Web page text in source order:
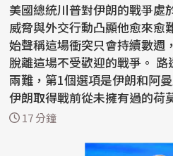
美國總統川普對伊朗的戰爭處
威脅與外交行動凸顯他愈來愈
始聲稱這場衝突只會持續數週
脫離這場不受歡迎的戰爭。 路透社報導，川普目前面臨
兩難，第1個選項是伊朗和阿
伊朗取得戰前從未擁有過的
r...17 分鐘